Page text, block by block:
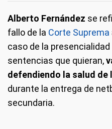
Alberto Fernández se
fallo de la Corte Suprema
caso de la
sentencias que quieran,
defendiendo la salud de
durante la entrega de
secundaria.